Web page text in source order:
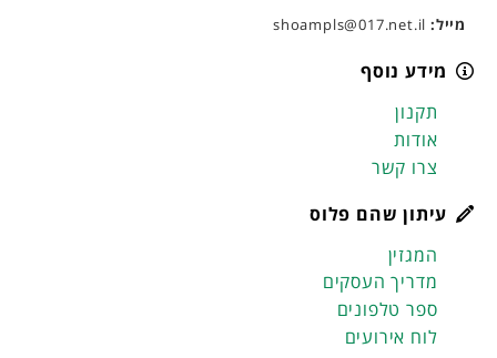
מייל:
מידע נוסף
תקנון
אודות
צרו קשר
עיתון שהם פלוס
המגזין
מדריך העסקים
ספר טלפונים
לוח אירועים